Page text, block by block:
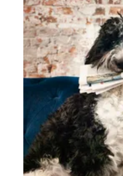
maken. Maar dan goed. Zodat het
weet waar je aan toe bent en zodat je
je woning. Bij je familie. Bij ons.